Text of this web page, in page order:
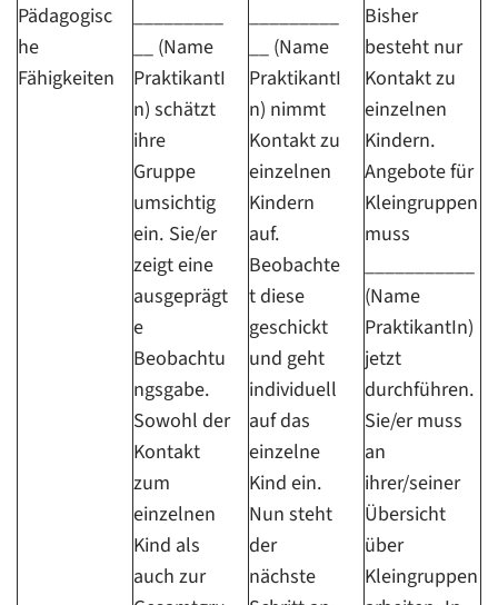
Pädagogisc
he
Fähigkeiten
_________
__ (Name
PraktikantI
n) schätzt
ihre
Gruppe
umsichtig
ein. Sie/er
zeigt eine
ausgeprägt
e
Beobachtu
ngsgabe.
Sowohl der
Kontakt
zum
einzelnen
Kind als
auch zur
_________
__ (Name
PraktikantI
n) nimmt
Kontakt zu
einzelnen
Kindern
auf.
Beobachte
t diese
geschickt
und geht
individuell
auf das
einzelne
Kind ein.
Nun steht
der
nächste
Bisher
besteht nur
Kontakt zu
einzelnen
Kindern.
Angebote für
Kleingruppen
muss
___________
(Name
PraktikantIn)
jetzt
durchführen.
Sie/er muss
an
ihrer/seiner
Übersicht
über
Kleingruppen